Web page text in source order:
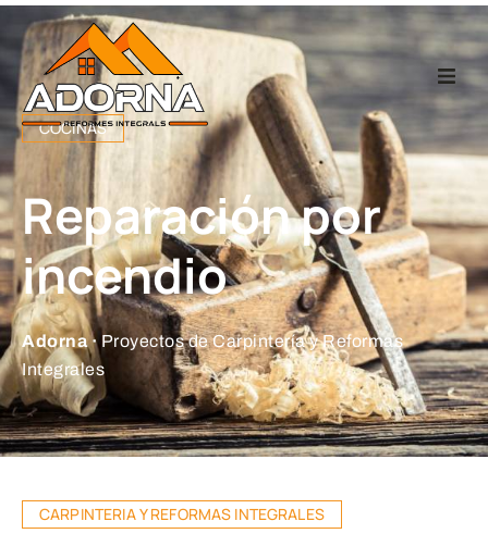
Home
Carpintería
Reformas
Proyectos
Empresa
Contacto
COCINAS
Reparación por
incendio
Adorna ·Proyectos de Carpintería y Reformas
Integrales
CARPINTERIA Y REFORMAS INTEGRALES